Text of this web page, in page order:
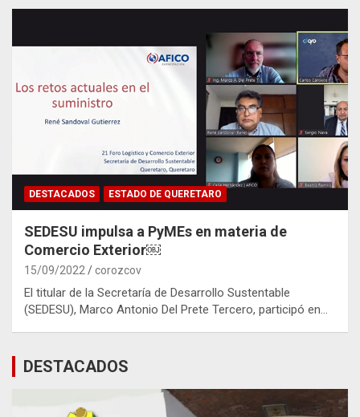
DESTACADOS ESTADO DE QUERETARO
SEDESU impulsa a PyMEs en materia de
Comercio Exterior￼
15/09/2022 corozcov
El titular de la Secretaría de Desarrollo Sustentable
(SEDESU), Marco Antonio Del Prete Tercero, participó en…
DESTACADOS